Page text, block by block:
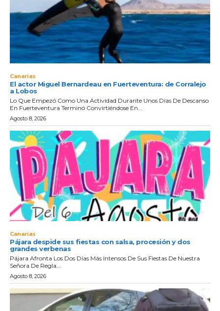
Canarias
El actor Miguel Bernardeau en Fuerteventura: de Corralejo
a Lobos
Lo Que Empezó Como Una Actividad Durante Unos Días De Descanso
En Fuerteventura Terminó Convirtiéndose En...
Agosto 8, 2026
Canarias
Pájara despide sus fiestas con salsa, procesión y dos
grandes verbenas
Pájara Afronta Los Dos Días Más Intensos De Sus Fiestas De Nuestra
Señora De Regla...
Agosto 8, 2026